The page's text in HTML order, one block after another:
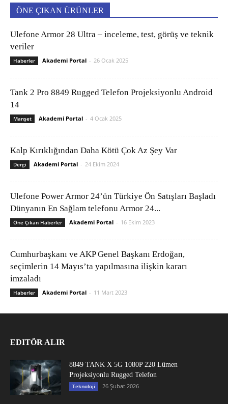
ÖNE ÇIKAN ÜRÜNLER
Ulefone Armor 28 Ultra – inceleme, test, görüş ve teknik
veriler
Haberler Akademi Portal - 26 Ocak 2025
Tank 2 Pro 8849 Rugged Telefon Projeksiyonlu Android
14
Manşet Akademi Portal - 4 Ocak 2025
Kalp Kırıklığından Daha Kötü Çok Az Şey Var
Dergi Akademi Portal - 24 Ekim 2024
Ulefone Power Armor 24’ün Türkiye Ön Satışları Başladı
Dünyanın En Sağlam telefonu Armor 24...
Öne Çıkan Haberler Akademi Portal - 16 Ekim 2023
Cumhurbaşkanı ve AKP Genel Başkanı Erdoğan,
seçimlerin 14 Mayıs’ta yapılmasına ilişkin kararı
imzaladı
Haberler Akademi Portal - 11 Mart 2023
EDITÖR ALIR
8849 TANK X 5G 1080P 220 Lümen
Projeksiyonlu Rugged Telefon
Teknoloji 26 Şubat 2026